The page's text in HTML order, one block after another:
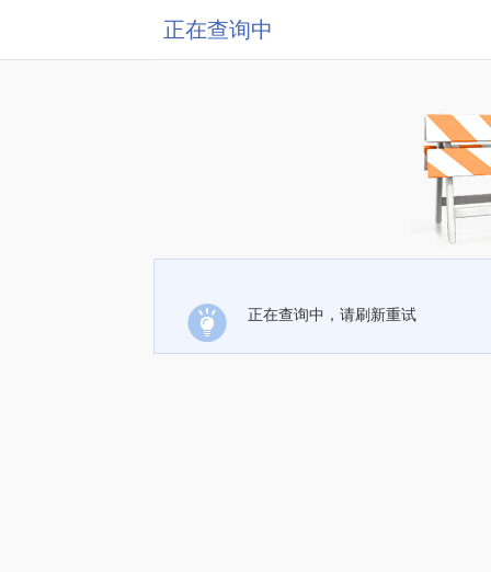
正在查询中
正在查询中，请刷新重试